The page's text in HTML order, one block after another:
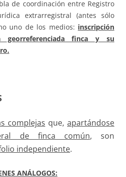
de coordinación entre Registro
extrarregistral (antes sólo
uno de los medios: inscripción
georreferenciada finca y su
complejas que, apartándose
de finca común, son
independiente.
ANÁLOGOS: